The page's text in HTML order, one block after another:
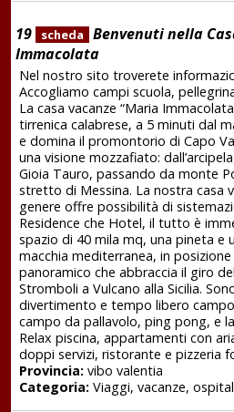
19 scheda
Benvenuti nella
Immacolata
Nel nostro sito troverete
Accogliamo campi scuola,
La casa vacanze “Maria
tirrenica calabrese, a 5 minuti dal
e domina il promontorio di Capo
una visione mozzafiato:
Gioia Tauro, passando da monte
stretto di Messina. La nostra casa
genere offre possibilità di
Residence che Hotel, il tutto è
spazio di 40 mila mq, una pineta e
macchia mediterranea, in
panoramico che abbraccia il giro
Stromboli a Vulcano alla Sicilia.
divertimento e tempo libero
campo da pallavolo, ping pong, e
Relax piscina, appartamenti con
doppi servizi, ristorante e pizzeria
Provincia:vibo valentia
Categoria:Viaggi, vacanze,